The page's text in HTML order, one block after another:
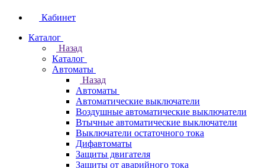
Кабинет
Каталог
Назад
Каталог
Автоматы
Назад
Автоматы
Автоматические выключатели
Воздушные автоматические выключатели
Втычные автоматические выключатели
Выключатели остаточного тока
Дифавтоматы
Защиты двигателя
Защиты от аварийного тока